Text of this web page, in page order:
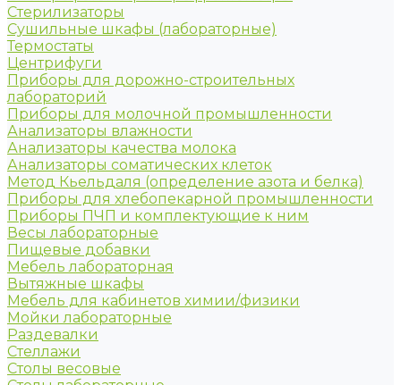
Стерилизаторы
Сушильные шкафы (лабораторные)
Термостаты
Центрифуги
Приборы для дорожно-строительных
лабораторий
Приборы для молочной промышленности
Анализаторы влажности
Анализаторы качества молока
Анализаторы соматических клеток
Метод Кьельдаля (определение азота и белка)
Приборы для хлебопекарной промышленности
Приборы ПЧП и комплектующие к ним
Весы лабораторные
Пищевые добавки
Мебель лабораторная
Вытяжные шкафы
Мебель для кабинетов химии/физики
Мойки лабораторные
Раздевалки
Стеллажи
Столы весовые